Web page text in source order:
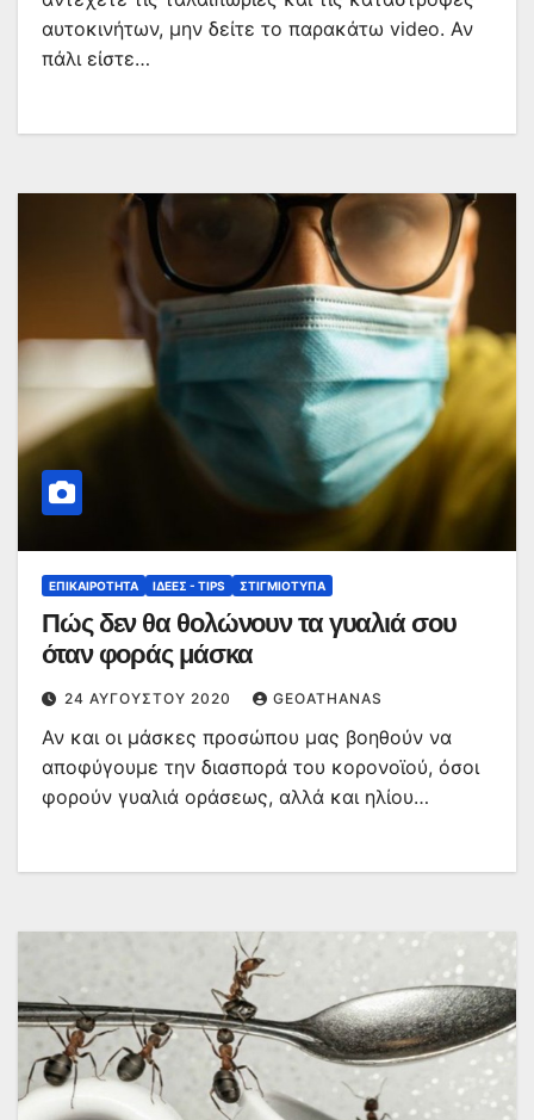
αυτοκινήτων, μην δείτε το παρακάτω video. Αν
πάλι είστε…
ΕΠΙΚΑΙΡΌΤΗΤΑ ΙΔΈΕΣ - TIPS ΣΤΙΓΜΙΌΤΥΠΑ
Πώς δεν θα θολώνουν τα γυαλιά σου
όταν φοράς μάσκα
24 ΑΥΓΟΎΣΤΟΥ 2020 GEOATHANAS
Αν και οι μάσκες προσώπου μας βοηθούν να
αποφύγουμε την διασπορά του κορονοϊού, όσοι
φορούν γυαλιά οράσεως, αλλά και ηλίου…